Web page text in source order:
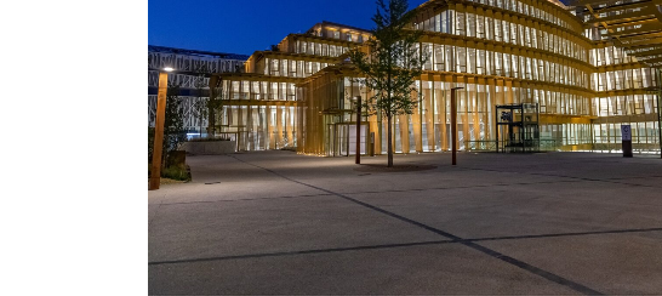
Floresco
Bureaux
ZOOM VIEW